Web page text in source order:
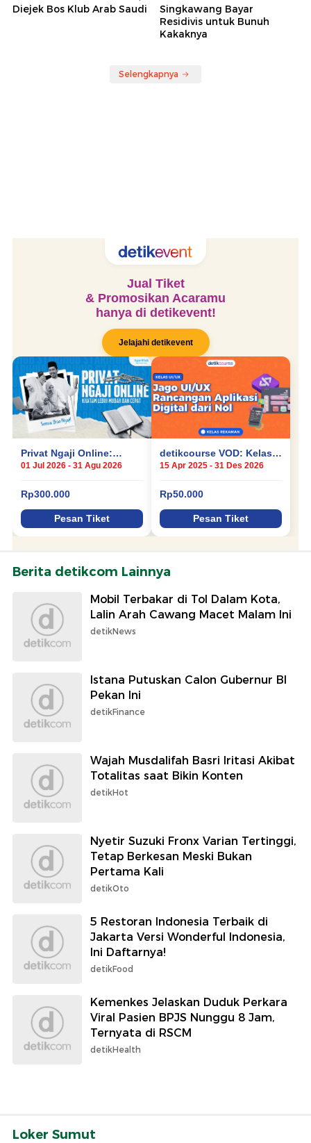
Diejek Bos Klub Arab Saudi
Singkawang Bayar
Residivis untuk Bunuh
Kakaknya
Selengkapnya
Berita detikcom Lainnya
Mobil Terbakar di Tol Dalam Kota,
Lalin Arah Cawang Macet Malam Ini
detikNews
Istana Putuskan Calon Gubernur BI
Pekan Ini
detikFinance
Wajah Musdalifah Basri Iritasi Akibat
Totalitas saat Bikin Konten
detikHot
Nyetir Suzuki Fronx Varian Tertinggi,
Tetap Berkesan Meski Bukan
Pertama Kali
detikOto
5 Restoran Indonesia Terbaik di
Jakarta Versi Wonderful Indonesia,
Ini Daftarnya!
detikFood
Kemenkes Jelaskan Duduk Perkara
Viral Pasien BPJS Nunggu 8 Jam,
Ternyata di RSCM
detikHealth
Loker Sumut